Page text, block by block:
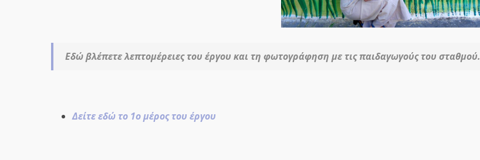
Εδώ βλέπετε λεπτομέρειες του έργου και τη φωτογράφηση με τις παιδαγωγούς του σταθμού.
Δείτε εδώ το 1ο μέρος του έργου